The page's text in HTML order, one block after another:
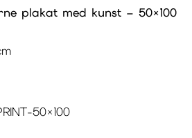
plakat med kunst – 50×100
50×100